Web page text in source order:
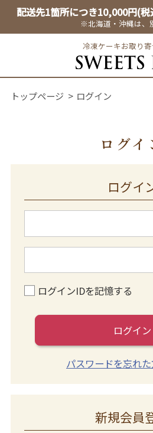
配送先1箇所につき10,000円(
※北海道・沖縄は、
冷凍ケーキお取り
トップページ ログイン
ログイ
ログイ
ログインIDを記憶する
ログイン
パスワードを忘れ
新規会員